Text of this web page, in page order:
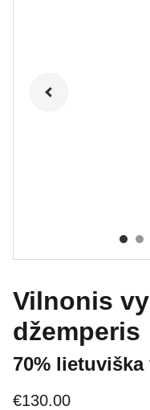
Vilnonis
džemperis
70% lietuviška
€130.00